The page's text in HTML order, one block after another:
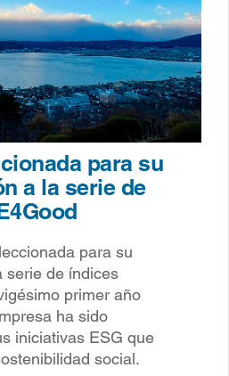
para su
a la serie de
para su
serie de índices
primer año
ha sido
iniciativas ESG que
social.